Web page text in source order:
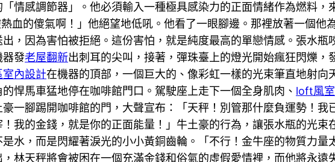
情感調節器」。他必須輸入一種極具感染力的正面情緒作為燃料
血的傻氣啊！」他絕望地低吼。他看了一眼腳邊。那裡放著一個他
，因為害怕被拒絕。這份害怕，就是純度最高的單戀情感。張水
器發老屋翻新出刺耳的尖叫，接著，彈珠臺上的燈光開始瘋狂閃爍
室內設計在機器的頂部，一個巨大的、像彩虹一樣的光束筆直地射
的悍馬車猛地停在咖啡館門口。駕駛座上走下一個全身肌肉、 loft風
一腳踢開咖啡館的門，大聲宣布：「天秤！別管那什麼負運勢！我
我的金錢，就是你的正面能量！」牛土豪的行為，讓張水瓶的光
水，而是閃耀著淚光的小小黃銅齒輪。「不行！金牛座的物質力量
林天秤將會被困在一個充滿金錢和俗氣的虛假愛情裡，而他將永遠